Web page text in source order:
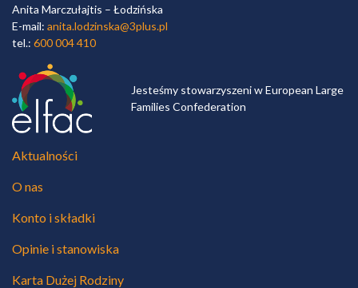
Anita Marczułajtis – Łodzińska
E-mail: anita.lodzinska@3plus.pl
tel.: 600 004 410
Jesteśmy stowarzyszeni w European Large
Families Confederation
Aktualności
O nas
Konto i składki
Opinie i stanowiska
Karta Dużej Rodziny